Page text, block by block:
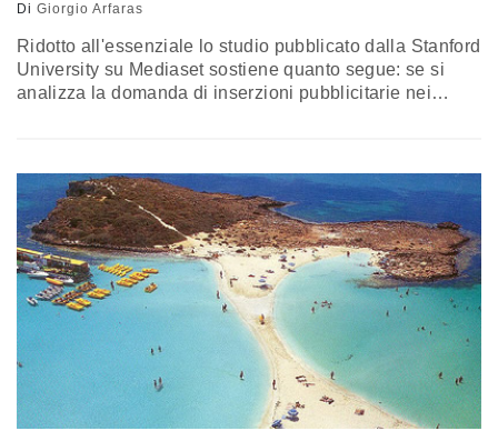
Di Giorgio Arfaras
Ridotto all'essenziale lo studio pubblicato dalla Stanford
University su Mediaset sostiene quanto segue: se si
analizza la domanda di inserzioni pubblicitarie nei
Mediaset (e a danno della RAI), mentre il contrario
accade quando non lo…